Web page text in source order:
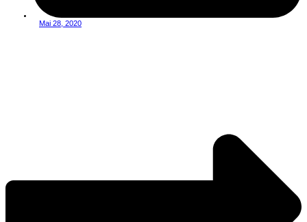
Mai 28, 2020